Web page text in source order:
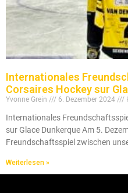
Internationales
Corsaires Hockey sur
Yvonne Grein 6. Dezember 2024
Internationales
sur Glace Dunkerque Am 5.
Freundschaftsspiel zwischen
Weiterlesen »